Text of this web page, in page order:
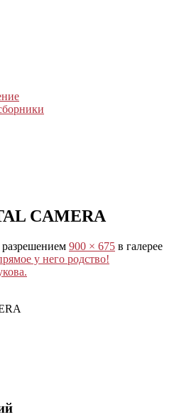
CAMERA
разрешением 900 × 675 в галерее
у него родство!